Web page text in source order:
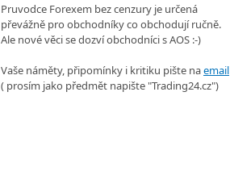
Pruvodce Forexem bez cenzury je určená
převážně pro obchodníky co obchodují ručně.
Ale nové věci se dozví obchodníci s AOS :-)
Vaše náměty, připomínky i kritiku pište naemail
( prosím jako předmět napište "Trading24.cz")